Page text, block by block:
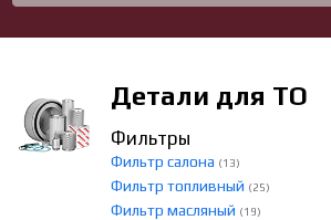
Детали для ТО
Фильтры
Фильтр салона (13)
Фильтр топливный (25)
Фильтр масляный (19)